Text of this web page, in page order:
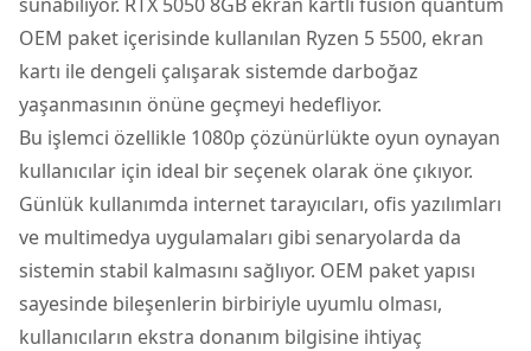
OEM paket içerisinde kullanılan Ryzen 5 5500, ekran
kartı ile dengeli çalışarak sistemde darboğaz
yaşanmasının önüne geçmeyi hedefliyor.
Bu işlemci özellikle 1080p çözünürlükte oyun oynayan
kullanıcılar için ideal bir seçenek olarak öne çıkıyor.
Günlük kullanımda internet tarayıcıları, ofis yazılımları
ve multimedya uygulamaları gibi senaryolarda da
sistemin stabil kalmasını sağlıyor. OEM paket yapısı
sayesinde bileşenlerin birbiriyle uyumlu olması,
kullanıcıların ekstra donanım bilgisine ihtiyaç